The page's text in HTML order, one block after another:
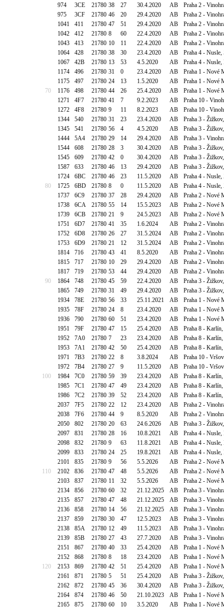
974
3CE 21780 38 27 30.4.2020 AB
Praha 2 -
975
3CF 21780 46 20 29.4.2020 AB
Praha 2 -
1041
411 21780 47 51 29.4.2020 AB
Praha 2 -
1042
412 21780 8 60 22.4.2020 AB
Praha 2 -
1043
413 21780 10 11 22.4.2020 AB
Praha 2 -
1064
428 21780 38 30 23.4.2020 AB
Praha 4 -
1067
42B 21780 13 53 4.5.2020 AB
Praha 4 -
1174
496 21780 31 0 23.4.2020 AB
Praha 1 - Nové
1175
497 21780 24 13 1.5.2020 AB
Praha 1 - Nové
70
1176 498 21780 44 26 25.4.2020 AB
Praha 1 - Nové
1271
4F7 21780 41 7 9.2.2023 AB
Praha 10 -
1272
4F8 21780 9 11 8.2.2023 AB
Praha 10 -
1344
540 21780 31 23 23.4.2020 AB
Praha 3 -
1345
541 21780 56 4 4.5.2020 AB
Praha 3 -
1444
5A4 21780 29 14 29.4.2020 AB
Praha 3 -
1544
608 21780 28 3 30.4.2020 AB
Praha 3 -
1545
609 21780 42 0 30.4.2020 AB
Praha 3 -
1587
633 21780 46 13 29.4.2020 AB
Praha 3 -
1724
6BC 21780 46 23 11.5.2020 AB
Praha 4 - Nusle,
80
1725 6BD 21780 8 0 11.5.2020 AB
Praha 4 - Nusle,
1737
6C9 21780 37 28 29.4.2020 AB
Praha 2 - Nové
1738
6CA 21780 55 14 15.5.2023 AB
Praha 2 - Nové
1739
6CB 21780 21 9 24.5.2023 AB
Praha 2 - Nové
1751
6D7 21780 41 35 1.6.2024 AB
Praha 2 -
1752
6D8 21780 26 27 31.5.2024 AB
Praha 2 -
1753
6D9 21780 21 12 31.5.2024 AB
Praha 2 -
1814
716 21780 43 41 8.5.2020 AB
Praha 2 -
1815
717 21780 10 29 29.4.2020 AB
Praha 2 -
1817
719 21780 53 44 29.4.2020 AB
Praha 2 -
90
1864 748 21780 45 59 22.4.2020 AB
Praha 3 -
1865
749 21780 31 49 29.4.2020 AB
Praha 3 -
1934
78E 21780 56 33 25.11.2021 AB
Praha 1 - Nové
1935
78F 21780 24 8 23.4.2020 AB
Praha 1 - Nové
1936
790 21780 60 51 23.4.2020 AB
Praha 1 - Nové
1951
79F 21780 47 15 25.4.2020 AB
Praha 8 -
1952
7A0 21780 7 23 23.4.2020 AB
Praha 8 -
1953
7A1 21780 42 50 25.4.2020 AB
Praha 8 -
1971
7B3 21780 22 8 3.8.2024 AB
Praha 10 -
1972
7B4 21780 27 9 11.5.2020 AB
Praha 10 -
100
1984 7C0 21780 59 39 23.4.2020 AB
Praha 8 -
1985
7C1 21780 47 49 23.4.2020 AB
Praha 8 -
1986
7C2 21780 39 52 23.4.2020 AB
Praha 8 -
2037
7F5 21780 22 12 23.4.2020 AB
Praha 2 -
2038
7F6 21780 44 9 8.5.2020 AB
Praha 2 -
2050
802 21780 20 63 24.6.2026 AB
Praha 3 -
2097
831 21780 28 16 10.8.2021 AB
Praha 4 -
2098
832 21780 9 63 11.8.2021 AB
Praha 4 -
2099
833 21780 24 25 19.8.2021 AB
Praha 4 -
2101
835 21780 9 56 5.5.2026 AB
Praha 2 - Nové
110
2102 836 21780 47 48 5.5.2026 AB
Praha 2 - Nové
2103
837 21780 11 32 5.5.2026 AB
Praha 2 - Nové
2134
856 21780 60 32 21.12.2025 AB
Praha 3 -
2135
857 21780 47 48 21.12.2025 AB
Praha 3 -
2136
858 21780 14 56 21.12.2025 AB
Praha 3 -
2137
859 21780 30 47 12.5.2023 AB
Praha 3 -
2138
85A 21780 12 49 11.5.2023 AB
Praha 3 -
2139
85B 21780 27 43 27.7.2020 AB
Praha 3 -
2151
867 21780 40 33 25.4.2020 AB
Praha 1 - Nové
2152
868 21780 8 18 23.4.2020 AB
Praha 1 - Nové
120
2153 869 21780 42 51 25.4.2020 AB
Praha 1 - Nové
2161
871 21780 5 51 25.4.2020 AB
Praha 3 -
2162
872 21780 45 36 30.4.2020 AB
Praha 3 -
2164
874 21780 46 50 21.10.2023 AB
Praha 1 - Nové
2165
875 21780 60 10 3.5.2020 AB
Praha 1 - Nové